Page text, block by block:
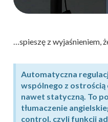
…spieszę z wyjaśnieniem,
Automatyczna
wspólnego z ostrością
nawet statyczną. To
tłumaczenie
control, czyli funkcji